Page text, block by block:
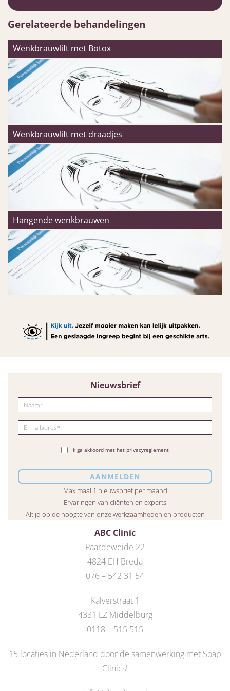
Gerelateerde behandelingen
Wenkbrauwlift met Botox
Wenkbrauwlift met draadjes
Hangende wenkbrauwen
ABC Clinic
Paardeweide 22
4824 EH Breda
076 – 542 31 54
Kalverstraat 1
4331 LZ Middelburg
0118 – 515 515
15 locaties in Nederland door de samenwerking met Soap
Clinics!
Nieuwsbrief
Ik ga akkoord met het privacyreglement
Maximaal 1 nieuwsbrief per maand
Ervaringen van cliënten en experts
Altijd op de hoogte van onze werkzaamheden en producten